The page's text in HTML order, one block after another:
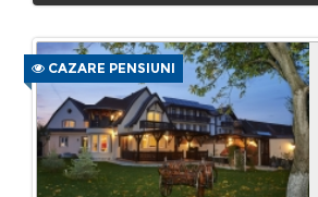
CAZARE PENSIUNI